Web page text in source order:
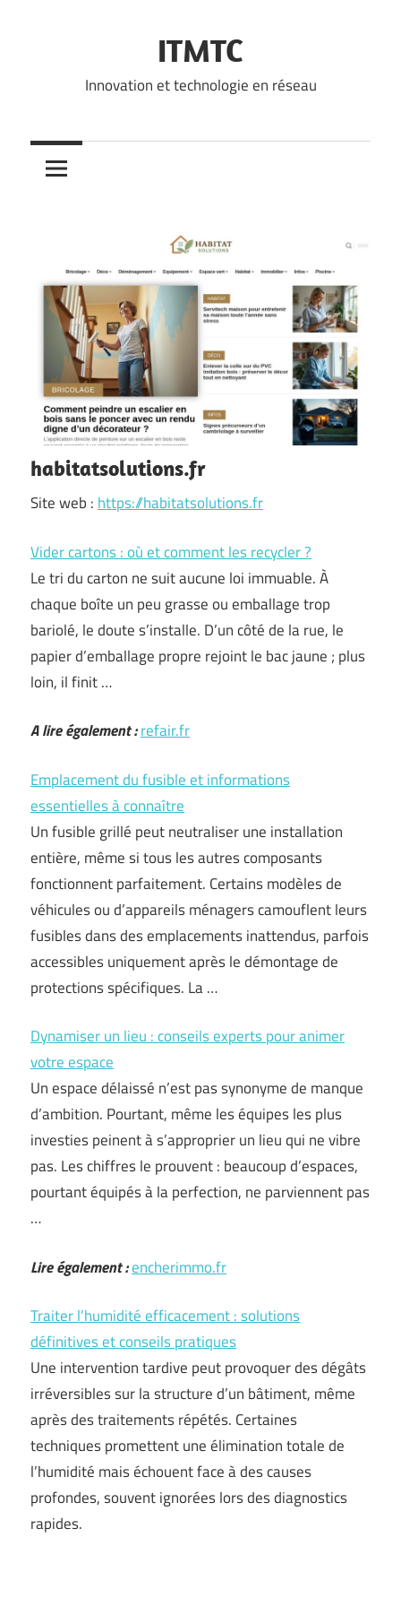
ITMTC
Innovation et technologie en réseau
habitatsolutions.fr
Site web : https://habitatsolutions.fr
Vider cartons : où et comment les recycler ?
Le tri du carton ne suit aucune loi immuable. À
chaque boîte un peu grasse ou emballage trop
bariolé, le doute s’installe. D’un côté de la rue, le
papier d’emballage propre rejoint le bac jaune ; plus
loin, il finit …
A lire également :refair.fr
Emplacement du fusible et informations
essentielles à connaître
Un fusible grillé peut neutraliser une installation
entière, même si tous les autres composants
fonctionnent parfaitement. Certains modèles de
véhicules ou d’appareils ménagers camouflent leurs
fusibles dans des emplacements inattendus, parfois
accessibles uniquement après le démontage de
protections spécifiques. La …
Dynamiser un lieu : conseils experts pour animer
votre espace
Un espace délaissé n’est pas synonyme de manque
d’ambition. Pourtant, même les équipes les plus
investies peinent à s’approprier un lieu qui ne vibre
pas. Les chiffres le prouvent : beaucoup d’espaces,
pourtant équipés à la perfection, ne parviennent pas
…
Lire également :encherimmo.fr
Traiter l’humidité efficacement : solutions
définitives et conseils pratiques
Une intervention tardive peut provoquer des dégâts
irréversibles sur la structure d’un bâtiment, même
après des traitements répétés. Certaines
techniques promettent une élimination totale de
l’humidité mais échouent face à des causes
profondes, souvent ignorées lors des diagnostics
rapides.